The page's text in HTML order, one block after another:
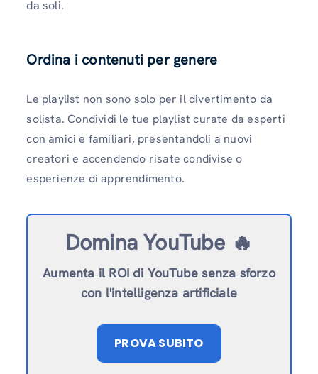
da soli.
Ordina i contenuti per genere
Le playlist non sono solo per il divertimento da
solista. Condividi le tue playlist curate da esperti
con amici e familiari, presentandoli a nuovi
creatori e accendendo risate condivise o
esperienze di apprendimento.
Domina YouTube 🔥
Aumenta il ROI di YouTube senza sforzo
con l'intelligenza artificiale
PROVA SUBITO